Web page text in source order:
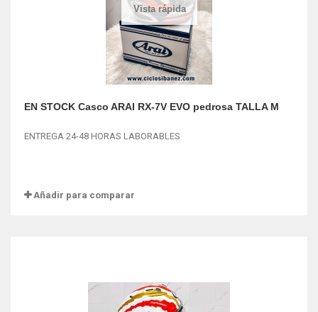
Vista rápida
EN STOCK Casco ARAI RX-7V EVO pedrosa TALLA M
ENTREGA 24-48 HORAS LABORABLES
Añadir para comparar